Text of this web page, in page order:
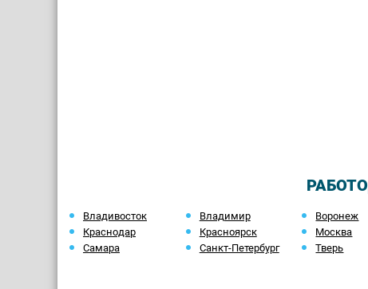
Владивосток Владимир Воронеж
Краснодар
Красноярск Москва
Самара
Санкт-Петербург Тверь